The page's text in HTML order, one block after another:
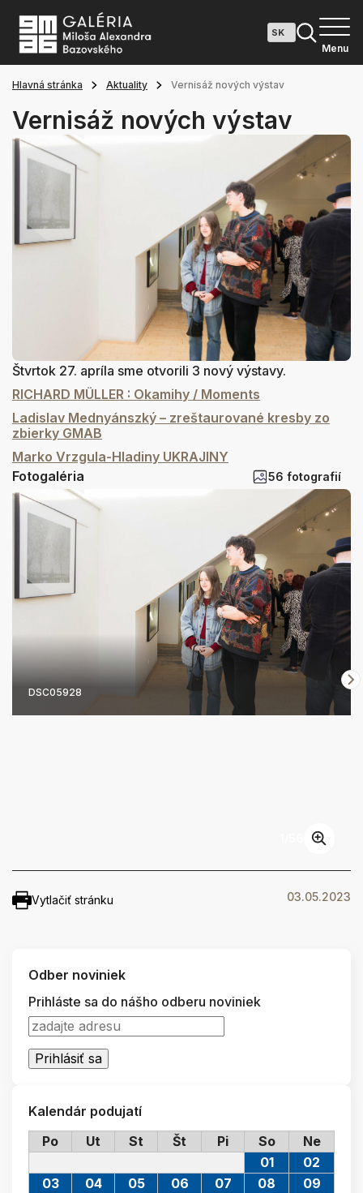
Menu
Hlavná stránka Aktuality Vernisáž nových výstav
Vernisáž nových výstav
Štvrtok 27. apríla sme otvorili 3 nový výstavy.
RICHARD MÜLLER : Okamihy / Moments
Ladislav Mednyánszký – zreštaurované kresby zo
zbierky GMAB
Marko Vrzgula-Hladiny UKRAJINY
Fotogaléria
56 fotografií
DSC05928
Vytlačiť stránku 03.05.2023
Odber noviniek
Prihláste sa do nášho odberu noviniek
Kalendár podujatí
Po
Ut St Št Pi So Ne
01
02
03
04 05 06 07 08
09